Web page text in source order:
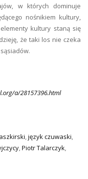
w których dominuje
nośnikiem kultury,
kultury staną się
że taki los nie czeka
a/28157396.html
,język czuwaski,
,Piotr Talarczyk,